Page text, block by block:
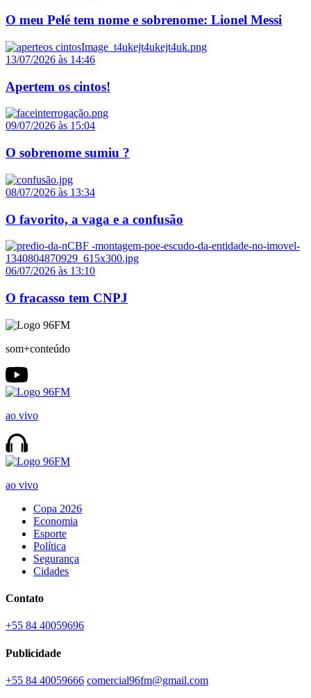
O meu Pelé tem nome e sobrenome: Lionel Messi
13/07/2026 às 14:46
Apertem os cintos!
09/07/2026 às 15:04
O sobrenome sumiu ?
08/07/2026 às 13:34
O favorito, a vaga e a confusão
06/07/2026 às 13:10
O fracasso tem CNPJ
som+conteúdo
ao vivo
ao vivo
Copa 2026
Economia
Esporte
Política
Segurança
Cidades
Contato
+55 84 40059696
Publicidade
+55 84 40059666 comercial96fm@gmail.com